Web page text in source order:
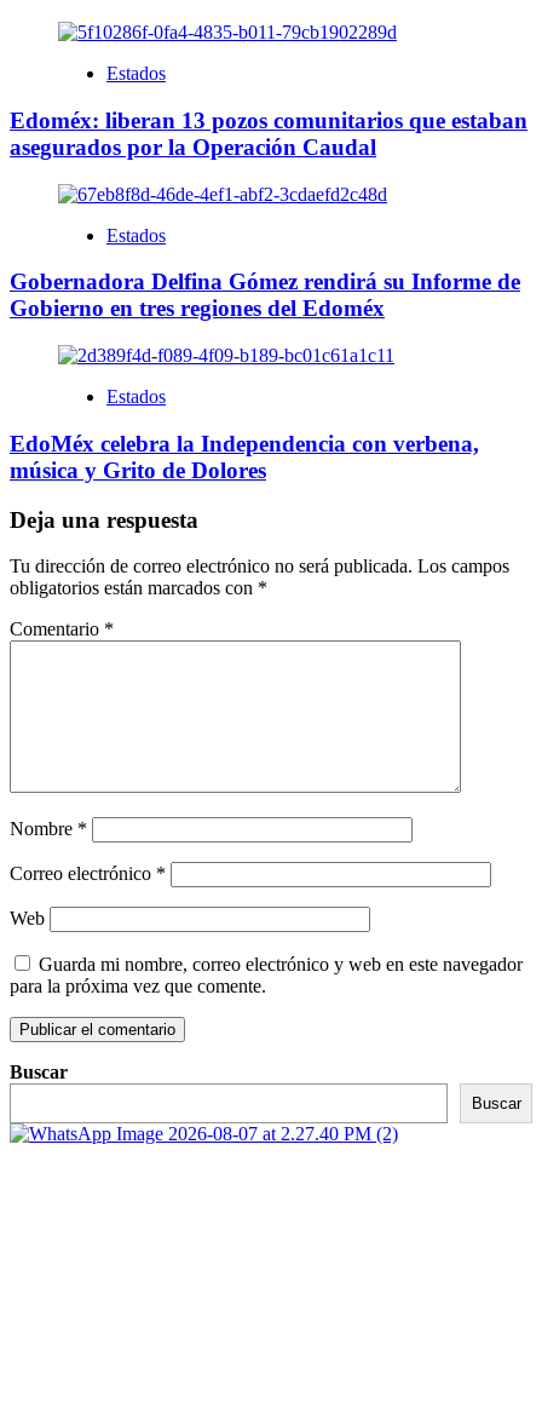
Estados
Edoméx: liberan 13 pozos comunitarios que estaban
asegurados por la Operación Caudal
Estados
Gobernadora Delfina Gómez rendirá su Informe de
Gobierno en tres regiones del Edoméx
Estados
EdoMéx celebra la Independencia con verbena,
música y Grito de Dolores
Deja una respuesta
Tu dirección de correo electrónico no será publicada. Los campos
obligatorios están marcados con *
Comentario *
Nombre *
Correo electrónico *
Web
Guarda mi nombre, correo electrónico y web en este navegador
para la próxima vez que comente.
Buscar
Buscar